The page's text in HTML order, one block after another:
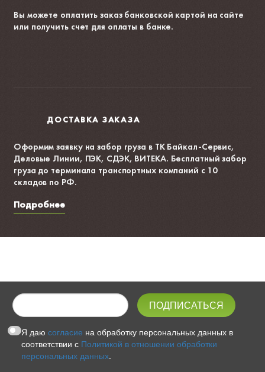
Вы можете оплатить заказ банковской картой на сайте
или получить счет для оплаты в банке.
ДОСТАВКА ЗАКАЗА
Оформим заявку на забор груза в ТК Байкал-Сервис,
Деловые Линии, ПЭК, СДЭК, ВИТЕКА. Бесплатный забор
груза до терминала транспортных компаний с 10
складов по РФ.
Подробнее
Я даюсогласие на обработку персональных данных в
соответствии с Политикой в отношении обработки
персональных данных.